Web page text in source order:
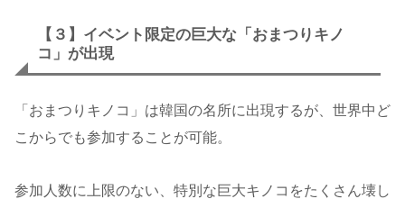
【３】イベント限定の巨大な「おまつりキノ
コ」が出現
「おまつりキノコ」は韓国の名所に出現するが、世界中ど
こからでも参加することが可能。
参加人数に上限のない、特別な巨大キノコをたくさん壊し